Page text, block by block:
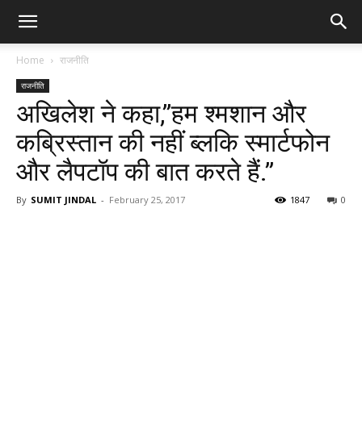
Home राजनीति
राजनीति
अखिलेश ने कहा,”हम श्मशान और
कब्रिस्तान की नहीं ब्लकि स्मार्टफोन
और लैपटॉप की बात करते हैं.”
By SUMIT JINDAL - February 25, 2017 0
1847